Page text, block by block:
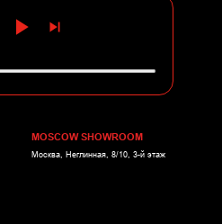
MOSCOW SHOWROOM
Москва, Неглинная, 8/10, 3-й этаж